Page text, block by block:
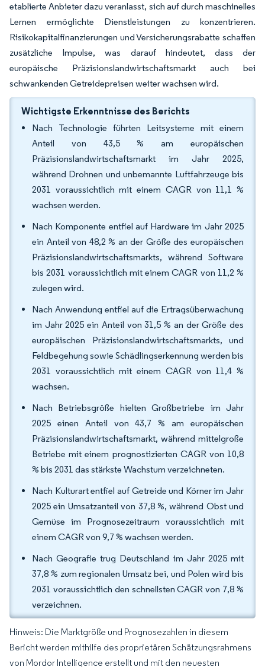
etablierte Anbieter dazu veranlasst, sich auf durch maschinelles
Lernen ermöglichte Dienstleistungen zu konzentrieren.
Risikokapitalfinanzierungen und Versicherungsrabatte schaffen
zusätzliche Impulse, was darauf hindeutet, dass der
europäische Präzisionslandwirtschaftsmarkt auch bei
schwankenden Getreidepreisen weiter wachsen wird.
Wichtigste Erkenntnisse des Berichts
Nach Technologie führten Leitsysteme mit einem
Anteil von 43,5 % am europäischen
Präzisionslandwirtschaftsmarkt im Jahr 2025,
während Drohnen und unbemannte Luftfahrzeuge bis
2031 voraussichtlich mit einem CAGR von 11,1 %
wachsen werden.
Nach Komponente entfiel auf Hardware im Jahr 2025
ein Anteil von 48,2 % an der Größe des europäischen
Präzisionslandwirtschaftsmarkts, während Software
bis 2031 voraussichtlich mit einem CAGR von 11,2 %
zulegen wird.
Nach Anwendung entfiel auf die Ertragsüberwachung
im Jahr 2025 ein Anteil von 31,5 % an der Größe des
europäischen Präzisionslandwirtschaftsmarkts, und
Feldbegehung sowie Schädlingserkennung werden bis
2031 voraussichtlich mit einem CAGR von 11,4 %
wachsen.
Nach Betriebsgröße hielten Großbetriebe im Jahr
2025 einen Anteil von 43,7 % am europäischen
Präzisionslandwirtschaftsmarkt, während mittelgroße
Betriebe mit einem prognostizierten CAGR von 10,8
% bis 2031 das stärkste Wachstum verzeichneten.
Nach Kulturart entfiel auf Getreide und Körner im Jahr
2025 ein Umsatzanteil von 37,8 %, während Obst und
Gemüse im Prognosezeitraum voraussichtlich mit
einem CAGR von 9,7 % wachsen werden.
Nach Geografie trug Deutschland im Jahr 2025 mit
37,8 % zum regionalen Umsatz bei, und Polen wird bis
2031 voraussichtlich den schnellsten CAGR von 7,8 %
verzeichnen.
Hinweis: Die Marktgröße und Prognosezahlen in diesem
Bericht werden mithilfe des proprietären Schätzungsrahmens
von Mordor Intelligence erstellt und mit den neuesten